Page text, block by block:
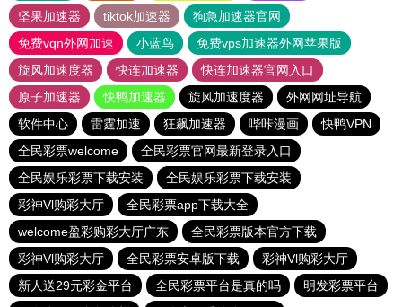
坚果加速器
tiktok加速器
狗急加速器官网
免费vqn外网加速
小蓝鸟
免费vps加速器外网苹果版
旋风加速度器
快连加速器
快连加速器官网入口
原子加速器
快鸭加速器 旋风加速度器
外网网址导航
软件中心
雷霆加速 狂飙加速器 哔咔漫画
快鸭VPN
全民彩票welcome
全民彩票官网最新登录入口
全民娱乐彩票下载安装
全民娱乐彩票下载安装
彩神Vl购彩大厅
全民彩票app下载大全
welcome盈彩购彩大厅广东
全民彩票版本官方下载
彩神Vl购彩大厅
全民彩票安卓版下载
彩神Vl购彩大厅
新人送29元彩金平台
全民彩票平台是真的吗
明发彩票平台